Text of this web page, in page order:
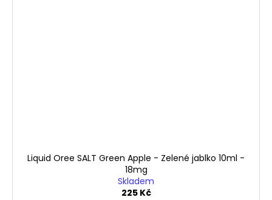
Liquid Oree SALT Green Apple - Zelené jablko 10ml -
18mg
Skladem
225 Kč